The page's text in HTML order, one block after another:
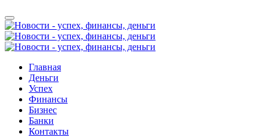
Главная
Деньги
Успех
Финансы
Бизнес
Банки
Контакты